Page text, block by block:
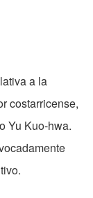
a la
costarricense,
Yu Kuo-hwa.